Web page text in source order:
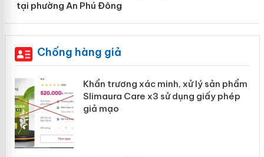
tại phường An Phú Đông
Chống hàng giả
Khẩn trương xác minh, xử lý sản phẩm
Slimaura Care x3 sử dụng giấy phép
giả mạo